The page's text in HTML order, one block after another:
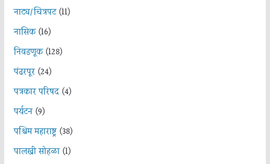
नाट्य/चित्रपट(11)
नासिक(16)
निवडणूक(128)
पंढरपूर(24)
पत्रकार परिषद(4)
पर्यटन(9)
पश्चिम महाराष्ट्र(38)
पालखी सोहळा(1)